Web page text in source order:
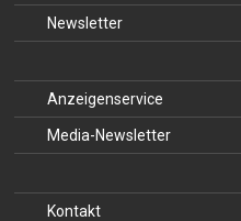
Newsletter
Anzeigenservice
Media-Newsletter
Kontakt